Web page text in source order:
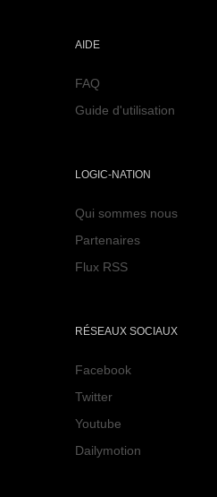
AIDE
FAQ
Guide d'utilisation
LOGIC-NATION
Qui sommes nous
Partenaires
Flux RSS
RÉSEAUX SOCIAUX
Facebook
Twitter
Youtube
Dailymotion